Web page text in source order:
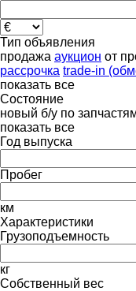
Тип объявления
продажа аукцион от
рассрочка trade-in
показать все
Состояние
новый б/у по
показать все
Год выпуска
Пробег
км
Характеристики
Грузоподъемность
кг
Собственный вес